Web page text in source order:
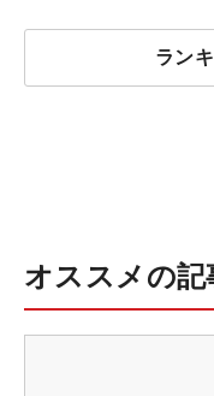
ラン
オススメの記